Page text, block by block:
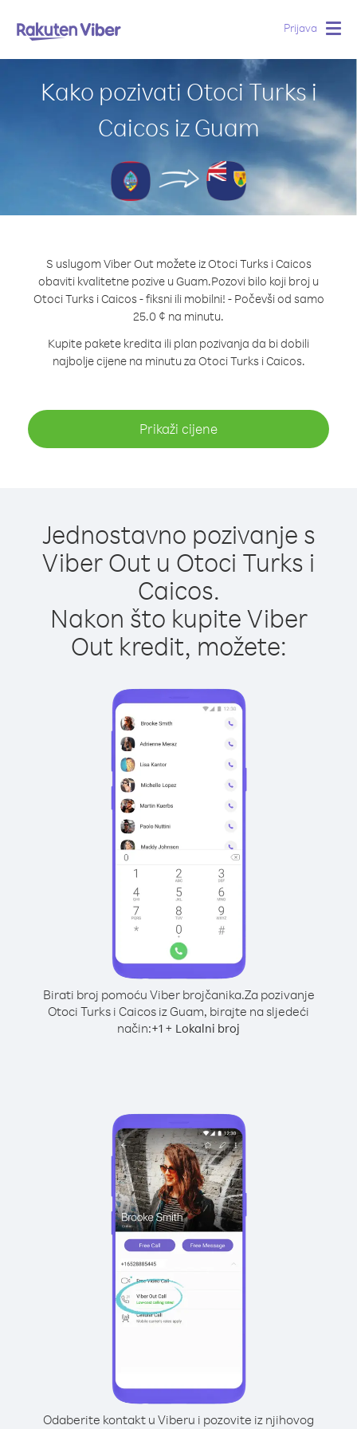
Prijava
Kako pozivati Otoci Turks i
Caicos iz Guam
S uslugom Viber Out možete iz Otoci Turks i Caicos
obaviti kvalitetne pozive u Guam.Pozovi bilo koji broj u
Otoci Turks i Caicos - fiksni ili mobilni! - Počevši od samo
25.0 ¢ na minutu.
Kupite pakete kredita ili plan pozivanja da bi dobili
najbolje cijene na minutu za Otoci Turks i Caicos.
Prikaži cijene
Jednostavno pozivanje s
Viber Out u Otoci Turks i
Caicos.
Nakon što kupite Viber
Out kredit, možete:
Birati broj pomoću Viber brojčanika.Za pozivanje
Otoci Turks i Caicos iz Guam, birajte na sljedeći
način:+1 + Lokalni broj
Odaberite kontakt u Viberu i pozovite iz njihovog